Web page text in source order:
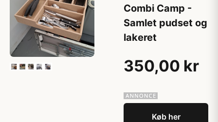
Combi Camp -
Samlet pudset og
lakeret
350,00 kr
Køb her